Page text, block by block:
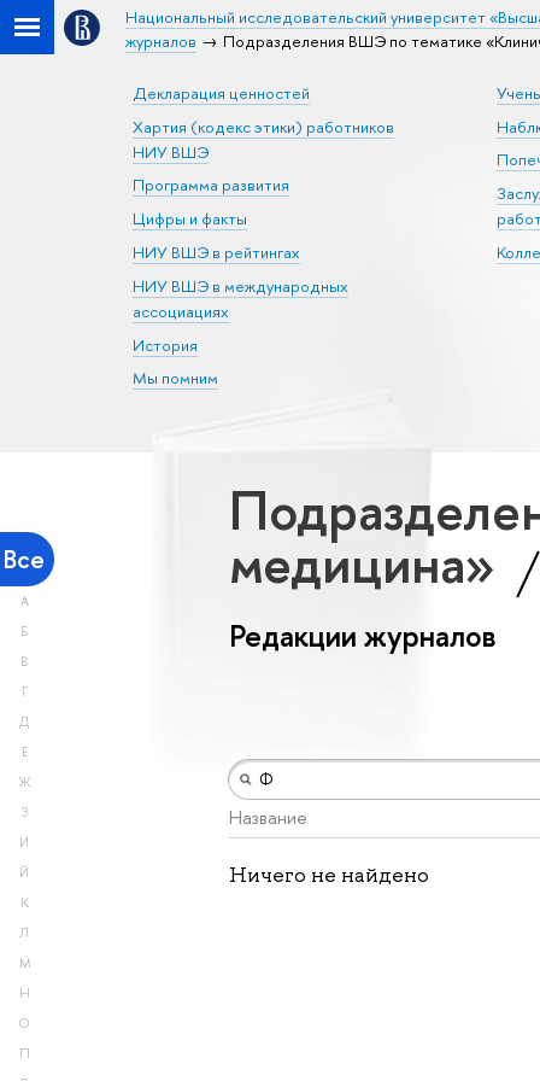
Национальный исследовательский университет
журналов
Подразделения ВШЭ по тематике
Декларация ценностей
Хартия (кодекс этики) работников
НИУ ВШЭ
Программа развития
Цифры и факты
НИУ ВШЭ в рейтингах
НИУ ВШЭ в международных
ассоциациях
История
Мы помним
Все
А
Б
В
Г
Д
Е
Ж
З
И
Й
К
Л
М
Н
О
П
медицина»
Редакции журналов
Название
Ничего не найдено